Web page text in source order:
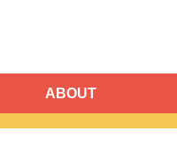
ABOUT